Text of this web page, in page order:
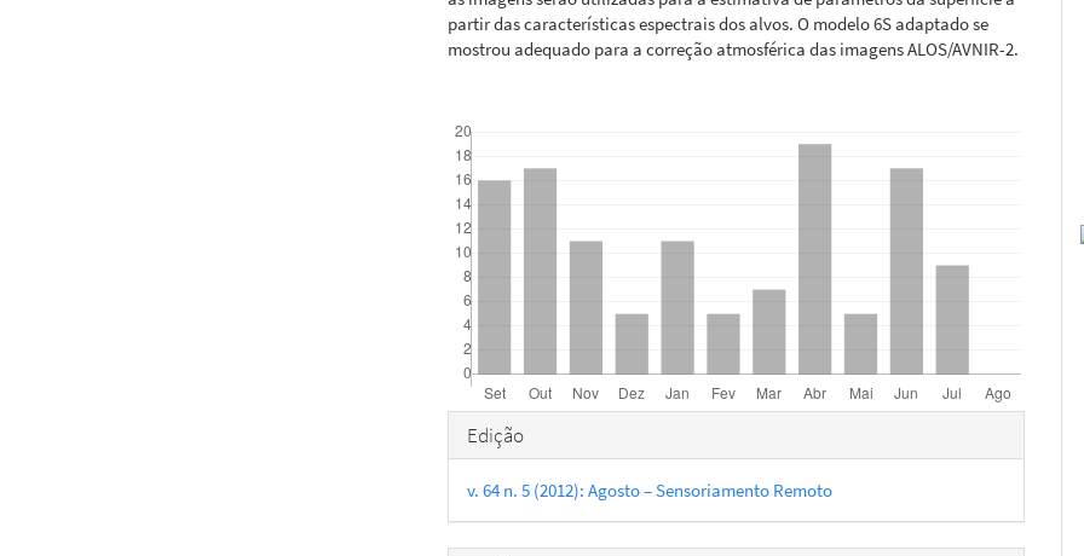
partir das características espectrais dos alvos. O modelo 6S adaptado se
mostrou adequado para a correção atmosférica das imagens ALOS/AVNIR-2.
Detalhes
do
artigo
Edição
v. 64 n. 5 (2012): Agosto – Sensoriamento Remoto